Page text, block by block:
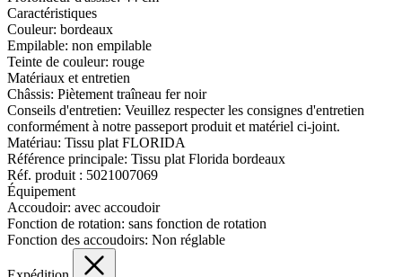
Caractéristiques
Couleur: bordeaux
Empilable: non empilable
Teinte de couleur: rouge
Matériaux et entretien
Châssis: Piètement traîneau fer noir
Conseils d'entretien: Veuillez respecter les consignes d'entretien
conformément à notre passeport produit et matériel ci-joint.
Matériau: Tissu plat FLORIDA
Référence principale: Tissu plat Florida bordeaux
Réf. produit : 5021007069
Équipement
Accoudoir: avec accoudoir
Fonction de rotation: sans fonction de rotation
Fonction des accoudoirs: Non réglable